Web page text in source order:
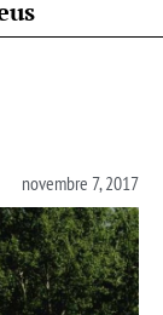
novembre 7, 2017